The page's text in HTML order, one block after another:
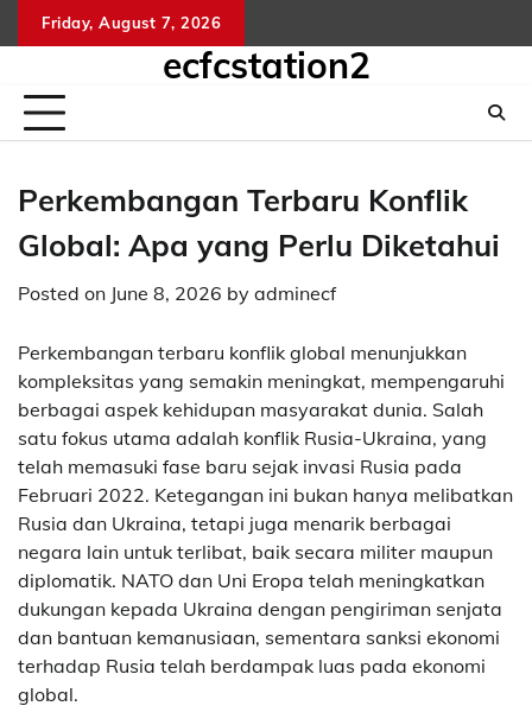
to
Friday, August 7, 2026
ini
ecfcstation2
Perkembangan Terbaru Konflik
Global: Apa yang Perlu Diketahui
Posted on June 8, 2026 by adminecf
Perkembangan terbaru konflik global menunjukkan
kompleksitas yang semakin meningkat, mempengaruhi
berbagai aspek kehidupan masyarakat dunia. Salah
satu fokus utama adalah konflik Rusia-Ukraina, yang
telah memasuki fase baru sejak invasi Rusia pada
Februari 2022. Ketegangan ini bukan hanya melibatkan
Rusia dan Ukraina, tetapi juga menarik berbagai
negara lain untuk terlibat, baik secara militer maupun
diplomatik. NATO dan Uni Eropa telah meningkatkan
dukungan kepada Ukraina dengan pengiriman senjata
dan bantuan kemanusiaan, sementara sanksi ekonomi
terhadap Rusia telah berdampak luas pada ekonomi
global.